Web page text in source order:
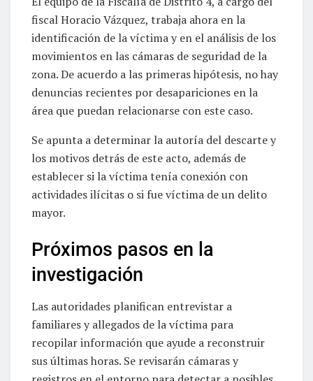
fiscal Horacio Vázquez, trabaja ahora en la
identificación de la víctima y en el análisis de los
movimientos en las cámaras de seguridad de la
zona. De acuerdo a las primeras hipótesis, no hay
denuncias recientes por desapariciones en la
área que puedan relacionarse con este caso.
Se apunta a determinar la autoría del descarte y
los motivos detrás de este acto, además de
establecer si la víctima tenía conexión con
actividades ilícitas o si fue víctima de un delito
mayor.
Próximos pasos en la
investigación
Las autoridades planifican entrevistar a
familiares y allegados de la víctima para
recopilar información que ayude a reconstruir
sus últimas horas. Se revisarán cámaras y